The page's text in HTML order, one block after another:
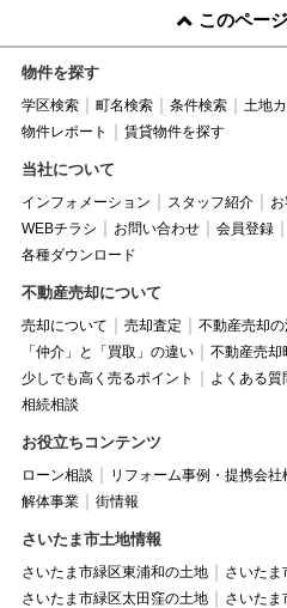
このペー
物件を探す
学区検索 町名検索 条件検索 土地
物件レポート
賃貸物件を探す
当社について
インフォメーション スタッフ紹介
WEBチラシ
お問い合わせ 会員登録
各種ダウンロード
不動産売却について
売却について 売却査定
不動産売却
「仲介」と「買取」の違い
不動産売却
少しでも高く売るポイント
よくある質
相続相談
お役立ちコンテンツ
ローン相談 リフォーム事例・提携会社
解体事業
街情報
さいたま市土地情報
さいたま市緑区東浦和の土地
さいたま
さいたま市緑区太田窪の土地
さいたま